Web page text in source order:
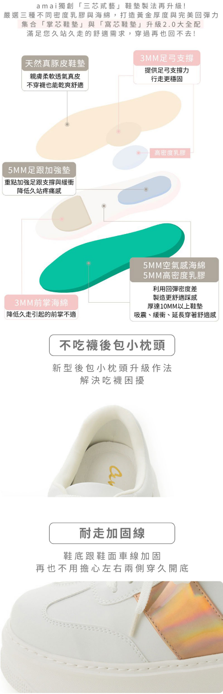
恩沛科技股份有限公司將有權停止該用戶之使用額度並採取法律行動。
每筆NT$80，滿NT$799(含以上)免運費
香港/澳門 查看運費